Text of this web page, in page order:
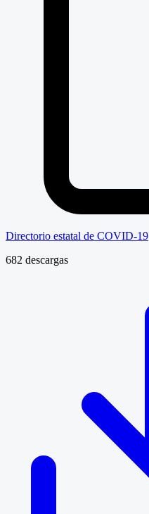
Directorio estatal de COVID-19
682 descargas